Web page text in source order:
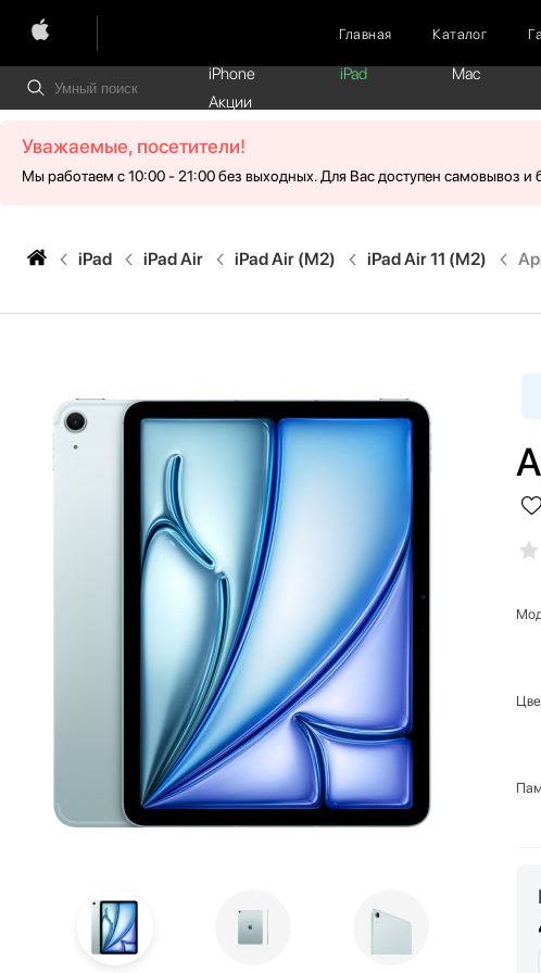
Главная Каталог
iPhone iPad Mac
Акции
Уважаемые, посетители!
Мы работаем с 10:00 - 21:00 без выходных. Для Вас доступен самовывоз и
iPad iPad Air iPad Air (M2) iPad Air 11 (M2)